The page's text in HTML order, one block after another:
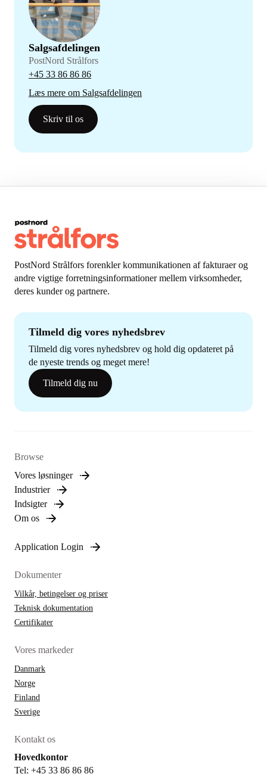
Salgsafdelingen
PostNord Strålfors
+45 33 86 86 86
Læs mere om Salgsafdelingen
Skriv til os
PostNord Strålfors forenkler kommunikationen af fakturaer og
andre vigtige forretningsinformationer mellem virksomheder,
deres kunder og partnere.
Tilmeld dig vores nyhedsbrev
Tilmeld dig vores nyhedsbrev og hold dig opdateret på
de nyeste trends og meget mere!
Tilmeld dig nu
Browse
Vores løsninger
Industrier
Indsigter
Om os
Application Login
Dokumenter
Vilkår, betingelser og priser
Teknisk dokumentation
Certifikater
Vores markeder
Danmark
Norge
Finland
Sverige
Kontakt os
Hovedkontor
Tel: +45 33 86 86 86